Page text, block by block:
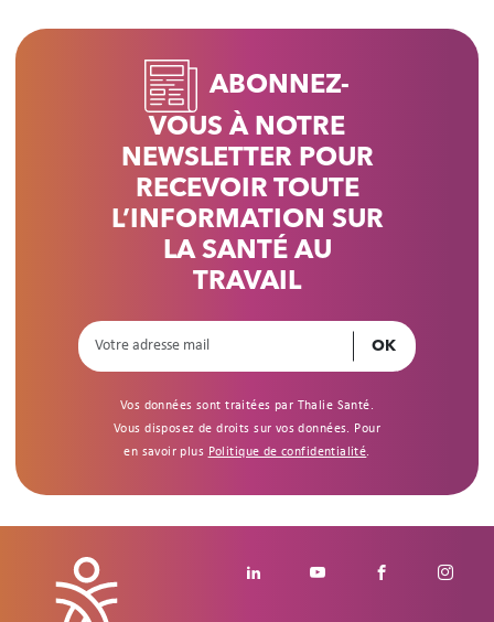
ABONNEZ-
VOUS À NOTRE
NEWSLETTER POUR
RECEVOIR TOUTE
L’INFORMATION SUR
LA SANTÉ AU
TRAVAIL
Vos données sont traitées par Thalie Santé.
Vous disposez de droits sur vos données. Pour
en savoir plus Politique de confidentialité.
Footer social
Linkedin Youtube Facebook